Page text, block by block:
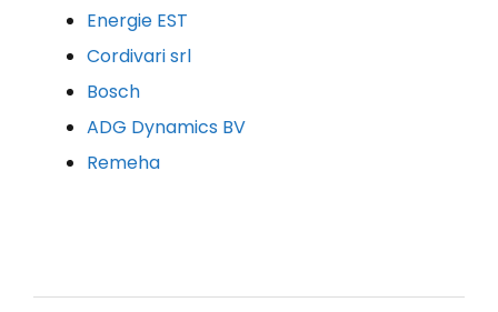
Energie EST
Cordivari srl
Bosch
ADG Dynamics BV
Remeha